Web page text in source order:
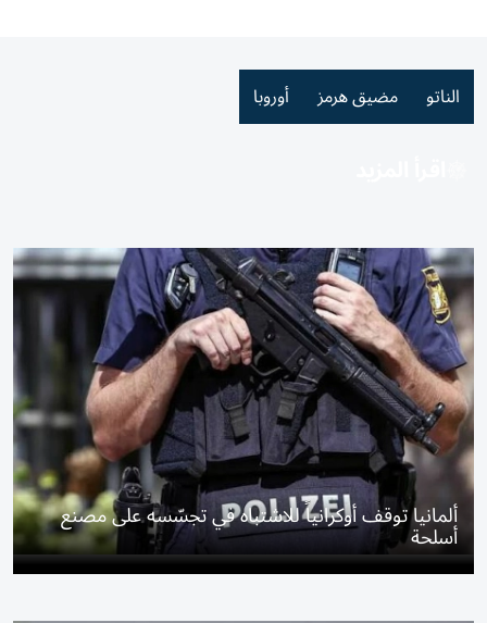
الناتو مضيق هرمز أوروبا
ألمانيا توقف أوكرانياً للاشتباه في تجسّسه على مصنع
أسلحة